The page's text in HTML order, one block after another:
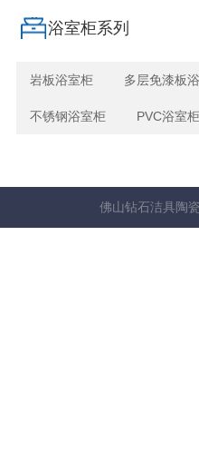
浴室柜系列
岩板浴室柜 多层免漆板
不锈钢浴室柜 PVC浴室柜
佛山钻石洁具陶